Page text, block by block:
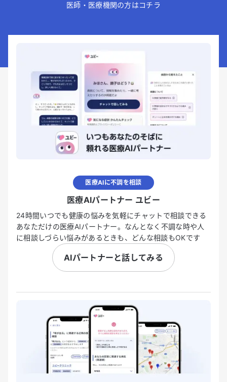
医師・医療機関の方はコチラ
医療AIに不調を相談
医療AIパートナー ユビー
24時間いつでも健康の悩みを気軽にチャットで相談できる
あなただけの医療AIパートナー。なんとなく不調な時や人
に相談しづらい悩みがあるときも、どんな相談もOKです
AIパートナーと話してみる